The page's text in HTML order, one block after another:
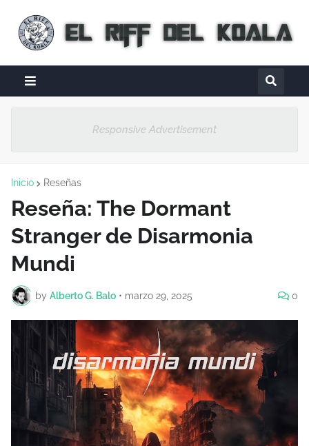
Responsive Advertisement
Inicio Reseñas
Reseña: The Dormant
Stranger de Disarmonia
Mundi
by Alberto G. Balo • marzo 29, 2025 0